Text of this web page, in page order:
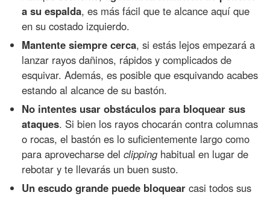
a su espalda, es más fácil que te alcance aquí que
en su costado izquierdo.
Mantente siempre cerca, si estás lejos empezará a
lanzar rayos dañinos, rápidos y complicados de
esquivar. Además, es posible que esquivando acabes
estando al alcance de su bastón.
No intentes usar obstáculos para bloquear sus
ataques. Si bien los rayos chocarán contra columnas
o rocas, el bastón es lo suficientemente largo como
para aprovecharse delclipping habitual en lugar de
rebotar y te llevarás un buen susto.
Un escudo grande puede bloquear casi todos sus